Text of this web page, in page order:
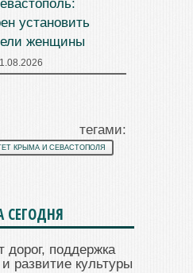
установить
женщины
КРЫМА И СЕВАСТОПОЛЯ
дорог, поддержка
развитие культуры